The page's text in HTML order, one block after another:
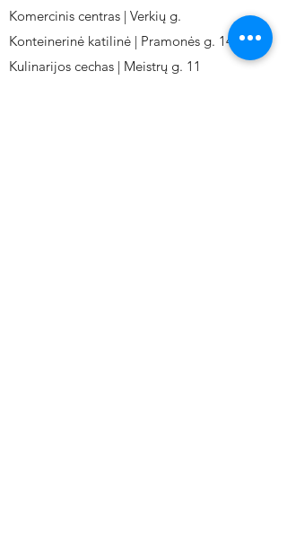
Komercinis centras | Verkių g.
Konteinerinė katilinė | Pramonės g. 141
Kulinarijos cechas | Meistrų g. 11